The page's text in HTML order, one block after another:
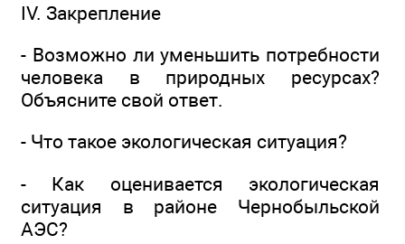
IV. Закрепление
- Возможно ли уменьшить потребности
человека в природных ресурсах?
Объясните свой ответ.
- Что такое экологическая ситуация?
- Как оценивается экологическая
ситуация в районе Чернобыльской
АЭС?